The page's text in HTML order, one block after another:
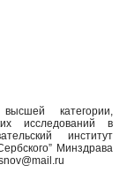
категории,
исследований в
институт
Минздрава